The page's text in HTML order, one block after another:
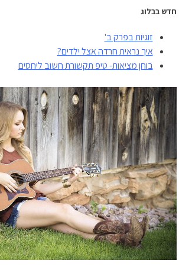
חדש בבלוג
זוגיות בפרק ב'
איך נראית חרדה אצל ילדים?
בוחן מציאות- טיפ תקשורת חשוב ליחסים